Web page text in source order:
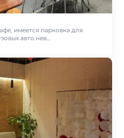
имеется парковка для
авто.нев…